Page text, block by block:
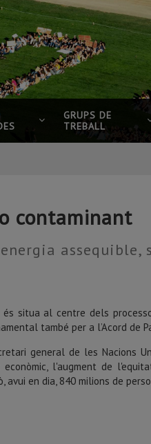
GRUPS DE
TREBALL
contaminant
assequible,
situa al centre dels
també per a l’Acord de
general de les Nacions
econòmic, l'augment de
avui en dia, 840 milions de